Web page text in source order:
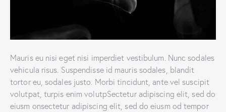
Mauris eu nisi eget nisi imperdiet vestibulum. Nunc sodales
vehicula risus. Suspendisse id mauris sodales, blandit
tortor eu, sodales justo. Morbi tincidunt, ante vel suscipit
volutpat, turpis enim volutpSectetur adipiscing elit, sed do
eiusm onsectetur adipiscing elit, sed do eiusm od tempor